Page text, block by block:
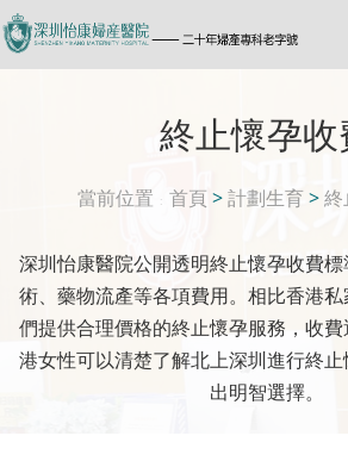
終止懷孕收
當前位置 首頁 >計劃生育>終
深圳怡康醫院公開透明終止懷孕收費
術、藥物流產等各項費用。相比香港
們提供合理價格的終止懷孕服務，收
港女性可以清楚了解北上深圳進行終
出明智選擇。